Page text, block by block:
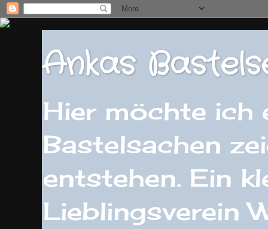
Ankas
Hier möchte ich
Bastelsachen
entstehen. Ein
Lieblingsverein